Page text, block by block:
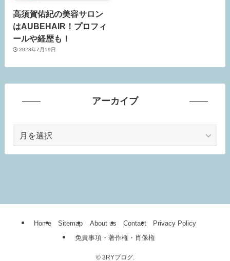
高須賀佑紀の美容サロン
はAUBEHAIR！プロフィ
ールや経歴も！
2023年7月19日
アーカイブ
カ
Home Sitemap About us Contact
Privacy Policy
免責事項・著作権・肖像権
©3RYブログ.